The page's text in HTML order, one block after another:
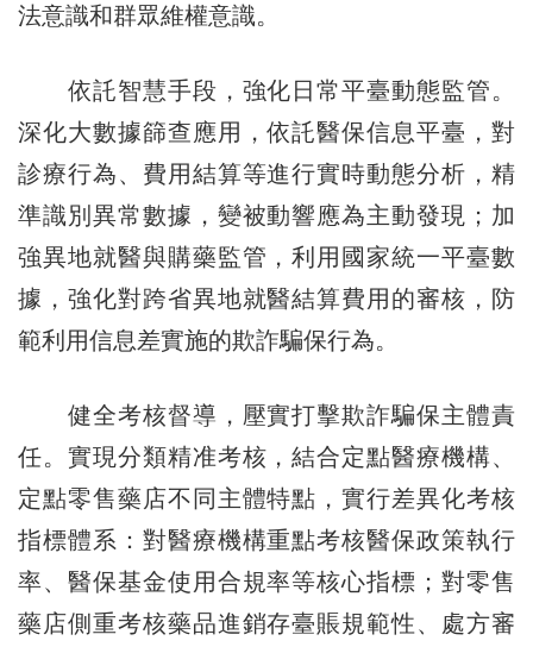
法意識和群眾維權意識。
依託智慧手段，強化日常平臺動態監管。
深化大數據篩查應用，依託醫保信息平臺，對
診療行為、費用結算等進行實時動態分析，精
準識別異常數據，變被動響應為主動發現；加
強異地就醫與購藥監管，利用國家統一平臺數
據，強化對跨省異地就醫結算費用的審核，防
範利用信息差實施的欺詐騙保行為。
健全考核督導，壓實打擊欺詐騙保主體責
任。實現分類精准考核，結合定點醫療機構、
定點零售藥店不同主體特點，實行差異化考核
指標體系：對醫療機構重點考核醫保政策執行
率、醫保基金使用合規率等核心指標；對零售
藥店側重考核藥品進銷存臺賬規範性、處方審